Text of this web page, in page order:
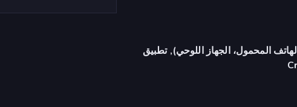
المحمول، الجهاز اللوحي), تطبيق